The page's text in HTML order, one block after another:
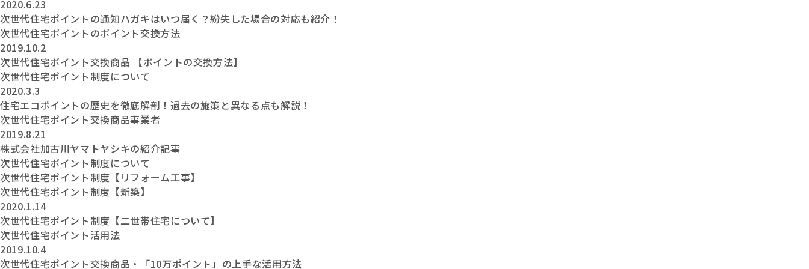
2020.6.23
次世代住宅ポイントの通知ハガキはいつ届く？紛失した場合の対応も紹介！
次世代住宅ポイントのポイント交換方法
2019.10.2
次世代住宅ポイント交換商品 【ポイントの交換方法】
次世代住宅ポイント制度について
2020.3.3
住宅エコポイントの歴史を徹底解剖！過去の施策と異なる点も解説！
次世代住宅ポイント交換商品事業者
2019.8.21
株式会社加古川ヤマトヤシキの紹介記事
次世代住宅ポイント制度について
次世代住宅ポイント制度【リフォーム工事】
次世代住宅ポイント制度【新築】
2020.1.14
次世代住宅ポイント制度【二世帯住宅について】
次世代住宅ポイント活用法
2019.10.4
次世代住宅ポイント交換商品・「10万ポイント」の上手な活用方法